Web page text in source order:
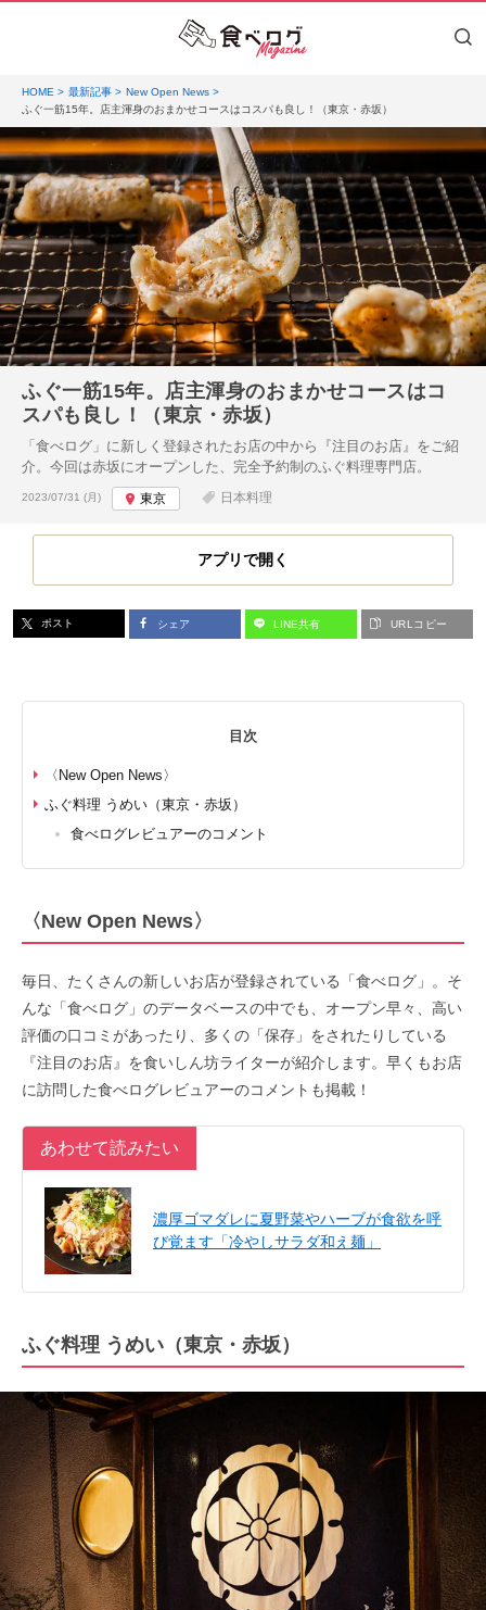
HOME 最新記事
New Open News
ふぐ一筋15年。店主渾身のおまかせコースはコスパも良し！（東京・赤坂）
ふぐ一筋15年。店主渾身のおまかせコースはコ
スパも良し！（東京・赤坂）
「食べログ」に新しく登録されたお店の中から『注目のお店』をご紹
介。今回は赤坂にオープンした、完全予約制のふぐ料理専門店。
投稿日:
2023/07/31 (月) 東京 日本料理
アプリで開く
ポスト シェア LINE共有 URLコピー
目次
〈New Open News〉
ふぐ料理 うめい（東京・赤坂）
食べログレビュアーのコメント
〈New Open News〉
毎日、たくさんの新しいお店が登録されている「食べログ」。そ
んな「食べログ」のデータベースの中でも、オープン早々、高い
評価の口コミがあったり、多くの「保存」をされたりしている
『注目のお店』を食いしん坊ライターが紹介します。早くもお店
に訪問した食べログレビュアーのコメントも掲載！
あわせて読みたい
濃厚ゴマダレに夏野菜やハーブが食欲を呼
び覚ます「冷やしサラダ和え麺」
ふぐ料理 うめい（東京・赤坂）